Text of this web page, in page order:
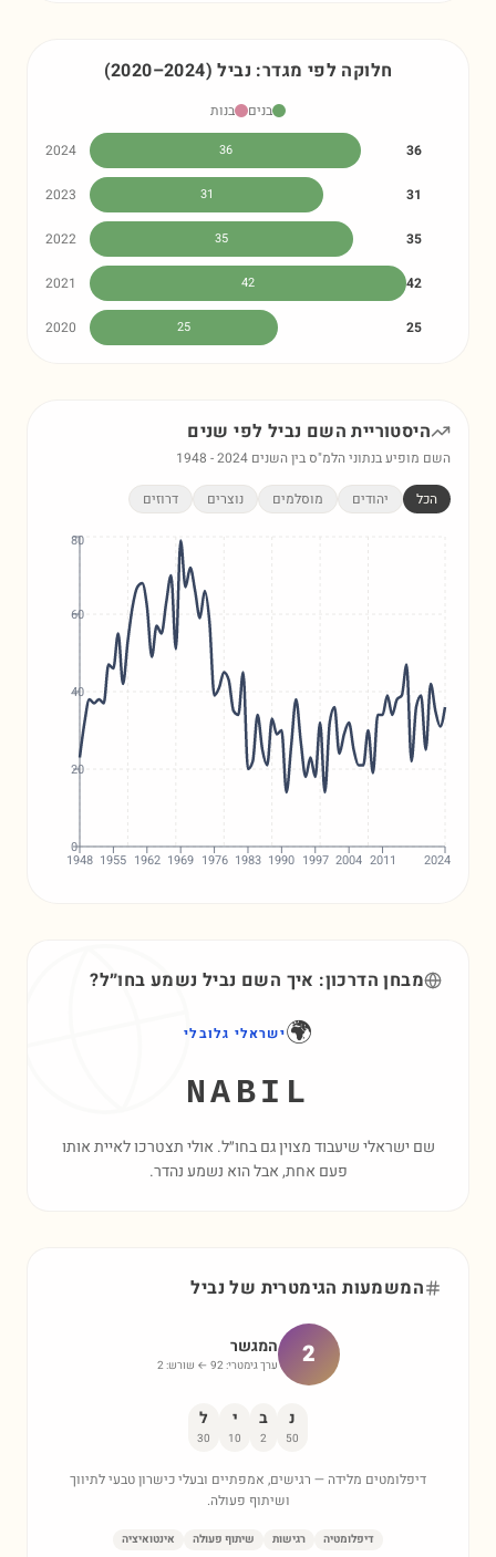
חלוקה לפי מגדר: נביל (2020–2024)
בנים
בנות
2024
36 36
2023 31 31
2022 35 35
2021 42 42
2020 25 25
היסטוריית השם נביל לפי שנים
השם מופיע בנתוני הלמ"ס בין השנים 1948 -2024
הכל יהודים מוסלמים נוצרים דרוזים
1948 1955 1962 1969 1976 1983 1990 1997 2004 2011 2024
0
20
40
60
80
מבחן הדרכון: איך השם נביל נשמע בחו״ל?
🌍ישראלי גלובלי
NABIL
שם ישראלי שיעבוד מצוין גם בחו״ל. אולי תצטרכו לאיית אותו
פעם אחת, אבל הוא נשמע נהדר.
המשמעות הגימטרית של נביל
2 המגשר
ערך גימטרי:92 ← שורש:2
נ
50
ב
2
י
10
ל
30
דיפלומטים מלידה — רגישים, אמפתיים ובעלי כישרון טבעי לתיווך
ושיתוף פעולה.
דיפלומטיה רגישות שיתוף פעולה אינטואיציה